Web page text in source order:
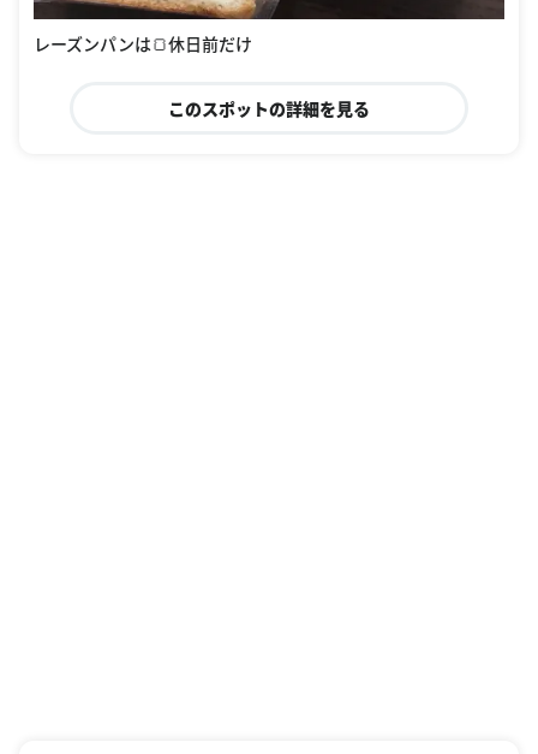
レーズンパンは🍞休日前だけ
このスポットの詳細を見る